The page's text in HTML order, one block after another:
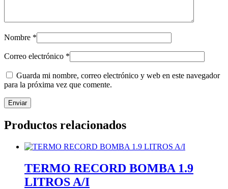
Nombre *
Correo electrónico *
Guarda mi nombre, correo electrónico y web en este navegador
para la próxima vez que comente.
Productos relacionados
TERMO RECORD BOMBA 1.9
LITROS A/I